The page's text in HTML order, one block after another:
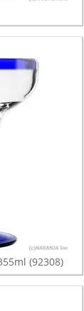
(92308)